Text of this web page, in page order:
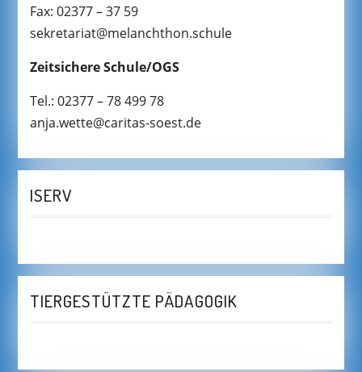
Fax: 02377 – 37 59
sekretariat@melanchthon.schule
Zeitsichere Schule/OGS
Tel.: 02377 – 78 499 78
anja.wette@caritas-soest.de
ISERV
TIERGESTÜTZTE PÄDAGOGIK